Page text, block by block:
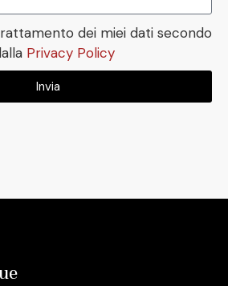
dei miei dati secondo
Privacy Policy
Invia